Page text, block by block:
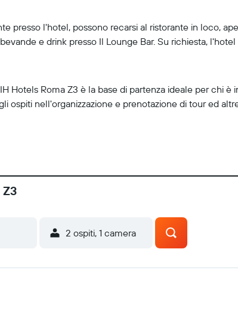
presso l'hotel, possono recarsi al ristorante in loco,
e drink presso Il Lounge Bar. Su richiesta,
Hotels Roma Z3 è la base di partenza ideale per chi
ospiti nell'organizzazione e prenotazione di tour ed
2 ospiti, 1 camera